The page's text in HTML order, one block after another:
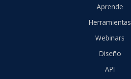
Aprende
Herramientas
Webinars
Diseño
API